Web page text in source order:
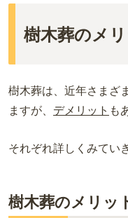
樹木葬のメリ
樹木葬は、近年さまざ
ますが、 デメリット も
それぞれ詳しくみてい
樹木葬のメリッ